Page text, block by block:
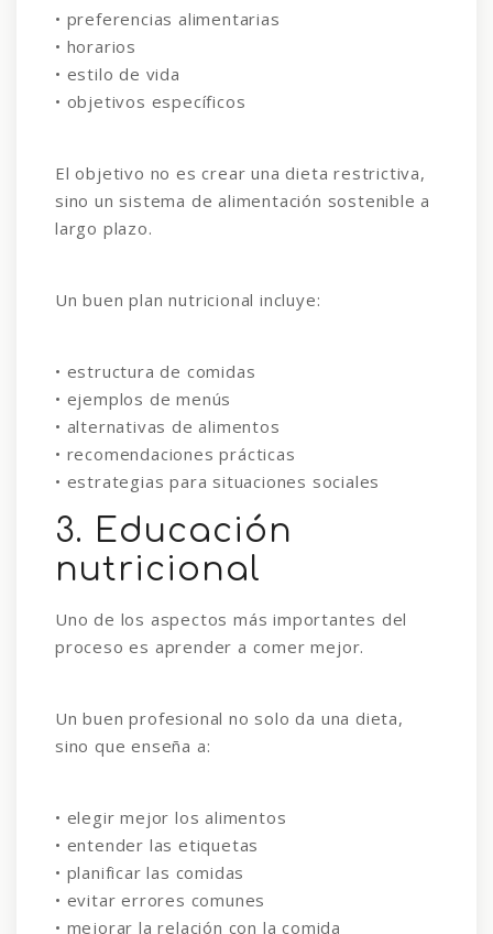
• preferencias alimentarias
• horarios
• estilo de vida
• objetivos específicos
El objetivo no es crear una dieta restrictiva,
sino un sistema de alimentación sostenible a
largo plazo.
Un buen plan nutricional incluye:
• estructura de comidas
• ejemplos de menús
• alternativas de alimentos
• recomendaciones prácticas
• estrategias para situaciones sociales
3. Educación
nutricional
Uno de los aspectos más importantes del
proceso es aprender a comer mejor.
Un buen profesional no solo da una dieta,
sino que enseña a:
• elegir mejor los alimentos
• entender las etiquetas
• planificar las comidas
• evitar errores comunes
• mejorar la relación con la comida